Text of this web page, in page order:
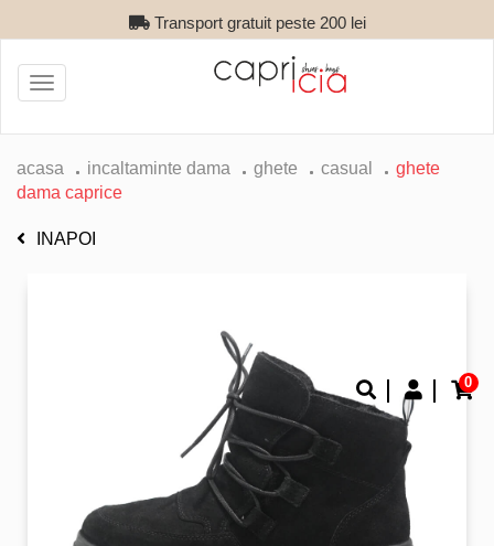
Transport gratuit peste 200 lei
0
Toggle
navigation
acasa incaltaminte dama ghete casual
ghete
dama caprice
INAPOI